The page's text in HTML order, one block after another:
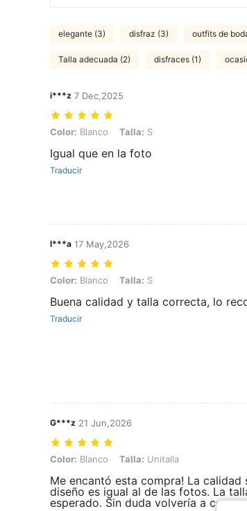
elegante (3) disfraz (3) outfits de
Talla adecuada (2) disfraces (1)
i***z 7 Dec,2025
Color: Blanco, Talla: S
Color: Blanco Talla: S
Igual que en la foto
Traducir
l***a 17 May,2026
Color: Blanco, Talla: S
Color: Blanco Talla: S
Buena calidad y talla correcta, lo
Traducir
G***z 21 Jun,2026
Color: Blanco, Talla: Unitalla
Color: Blanco Talla: Unitalla
Me encantó esta compra! La
diseño es igual al de las fotos. La
esperado. Sin duda volvería a